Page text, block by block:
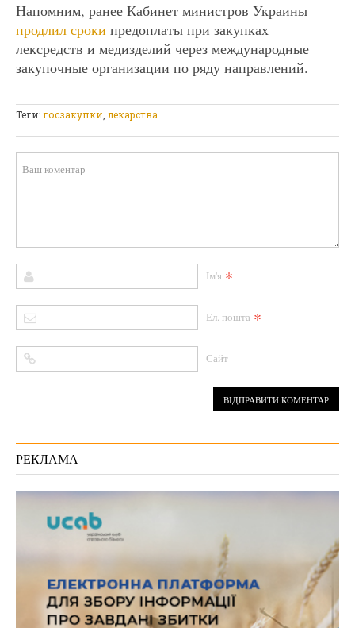
Напомним, ранее Кабинет министров Украины
продлил сроки предоплаты при закупках
лексредств и медизделий через международные
закупочные организации по ряду направлений.
Теги:госзакупки лекарства
Ім'я *
Ел. пошта *
Сайт
РЕКЛАМА